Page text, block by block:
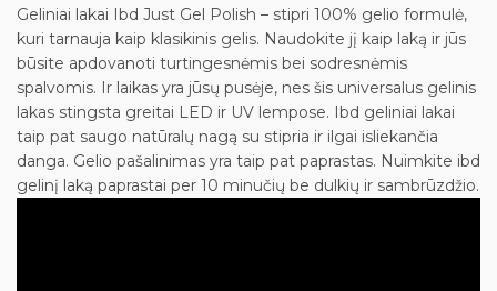
Geliniai lakai Ibd Just Gel Polish – stipri 100% gelio formulė,
kuri tarnauja kaip klasikinis gelis. Naudokite jį kaip laką ir jūs
būsite apdovanoti turtingesnėmis bei sodresnėmis
spalvomis. Ir laikas yra jūsų pusėje, nes šis universalus gelinis
lakas stingsta greitai LED ir UV lempose. Ibd geliniai lakai
taip pat saugo natūralų nagą su stipria ir ilgai isliekančia
danga. Gelio pašalinimas yra taip pat paprastas. Nuimkite ibd
gelinį laką paprastai per 10 minučių be dulkių ir sambrūzdžio.